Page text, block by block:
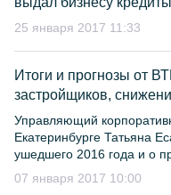
25 января 2017 11:33
Итоги и прогнозы от
застройщиков,
Управляющий
Екатеринбурге Татьяна
ушедшего 2016 года и о
07 января 2017 10:00